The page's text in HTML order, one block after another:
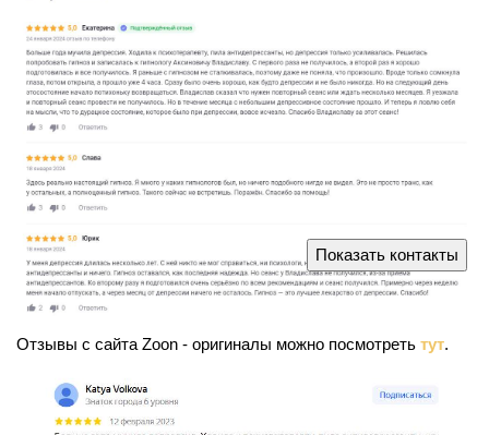
Отзывы с сайта Zoon - оригиналы можно посмотреть тут.
Показать контакты